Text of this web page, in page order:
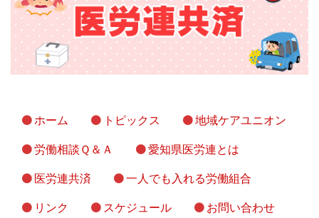
ホーム トピックス 地域ケアユニオン
労働相談Ｑ＆Ａ 愛知県医労連とは
医労連共済 一人でも入れる労働組合
リンク スケジュール お問い合わせ